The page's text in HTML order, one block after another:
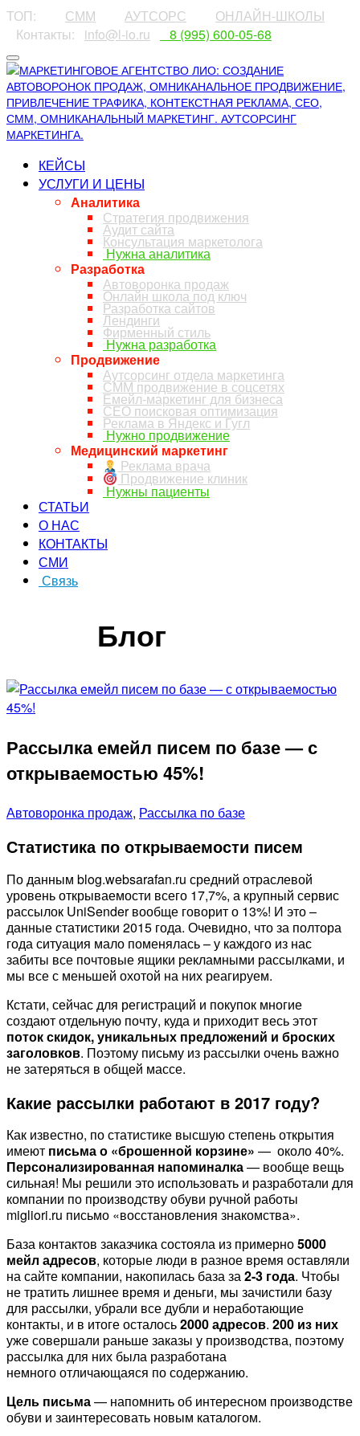
ТОП: СММ АУТСОРС
ОНЛАЙН-ШКОЛЫ
⠀Контакты:⠀ info@l-io.ru ⠀8 (995) 600-05-68
КЕЙСЫ
УСЛУГИ И ЦЕНЫ
Аналитика
Стратегия продвижения
Аудит сайта
Консультация маркетолога
Нужна аналитика
Разработка
Автоворонка продаж
Онлайн школа под ключ
Разработка сайтов
Лендинги
Фирменный стиль
Нужна разработка
Продвижение
Аутсорсинг отдела маркетинга
СММ продвижение в соцсетях
Емейл-маркетинг для бизнеса
СЕО поисковая оптимизация
Реклама в Яндекс и Гугл
Нужно продвижение
Медицинский маркетинг
Реклама врача
Продвижение клиник
Нужны пациенты
СТАТЬИ
О НАС
КОНТАКТЫ
СМИ
Связь
Блог
Рассылка емейл писем по базе — с
открываемостью 45%!
Автоворонка продаж, Рассылка по базе
Статистика по открываемости писем
По данным blog.websarafan.ru средний отраслевой
уровень открываемости всего 17,7%, а крупный сервис
рассылок UniSender вообще говорит о 13%! И это –
данные статистики 2015 года. Очевидно, что за полтора
года ситуация мало поменялась – у каждого из нас
забиты все почтовые ящики рекламными рассылками, и
мы все с меньшей охотой на них реагируем.
Кстати, сейчас для регистраций и покупок многие
создают отдельную почту, куда и приходит весь этот
поток скидок, уникальных предложений и броских
заголовков. Поэтому письму из рассылки очень важно
не затеряться в общей массе.
Какие рассылки работают в 2017 году?
Как известно, по статистике высшую степень открытия
имеют письма о «брошенной корзине» — около 40%.
Персонализированная напоминалка— вообще вещь
сильная! Мы решили это использовать и разработали для
компании по производству обуви ручной работы
migliori.ru письмо «восстановления знакомства».
База контактов заказчика состояла из примерно5000
мейл адресов, которые люди в разное время оставляли
на сайте компании, накопилась база за2-3 года. Чтобы
не тратить лишнее время и деньги, мы зачистили базу
для рассылки, убрали все дубли и неработающие
контакты, и в итоге осталось2000 адресов. 200 из них
уже совершали раньше заказы у производства, поэтому
рассылка для них была разработана
немного отличающаяся по содержанию.
Цель письма— напомнить об интересном производстве
обуви и заинтересовать новым каталогом.